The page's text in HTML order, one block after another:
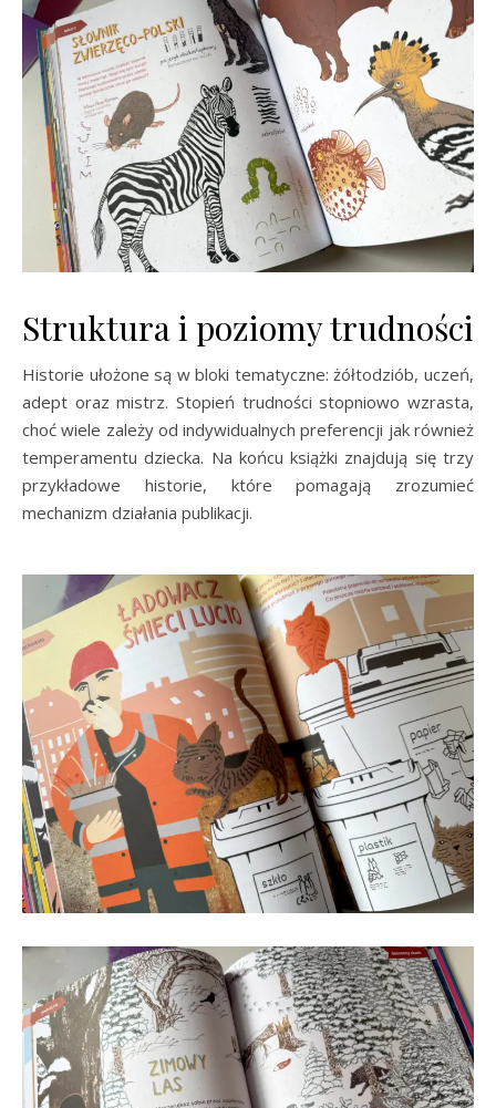
Struktura i poziomy trudności
Historie ułożone są w bloki tematyczne: żółtodziób, uczeń,
adept oraz mistrz. Stopień trudności stopniowo wzrasta,
choć wiele zależy od indywidualnych preferencji jak również
temperamentu dziecka. Na końcu książki znajdują się trzy
przykładowe historie, które pomagają zrozumieć
mechanizm działania publikacji.